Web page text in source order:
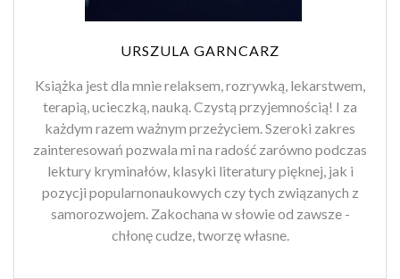
URSZULA GARNCARZ
Książka jest dla mnie relaksem, rozrywką, lekarstwem,
terapią, ucieczką, nauką. Czystą przyjemnością! I za
każdym razem ważnym przeżyciem. Szeroki zakres
zainteresowań pozwala mi na radość zarówno podczas
lektury kryminałów, klasyki literatury pięknej, jak i
pozycji popularnonaukowych czy tych związanych z
samorozwojem. Zakochana w słowie od zawsze -
chłonę cudze, tworzę własne.